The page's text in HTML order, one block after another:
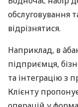
обслуговування
відрізнятися.
Наприклад, в
підприємця,
та інтеграцію з
Клієнту